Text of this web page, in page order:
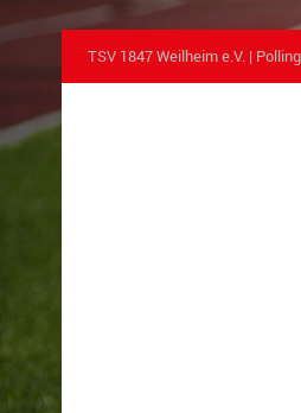
TSV 1847 Weilheim e.V. |